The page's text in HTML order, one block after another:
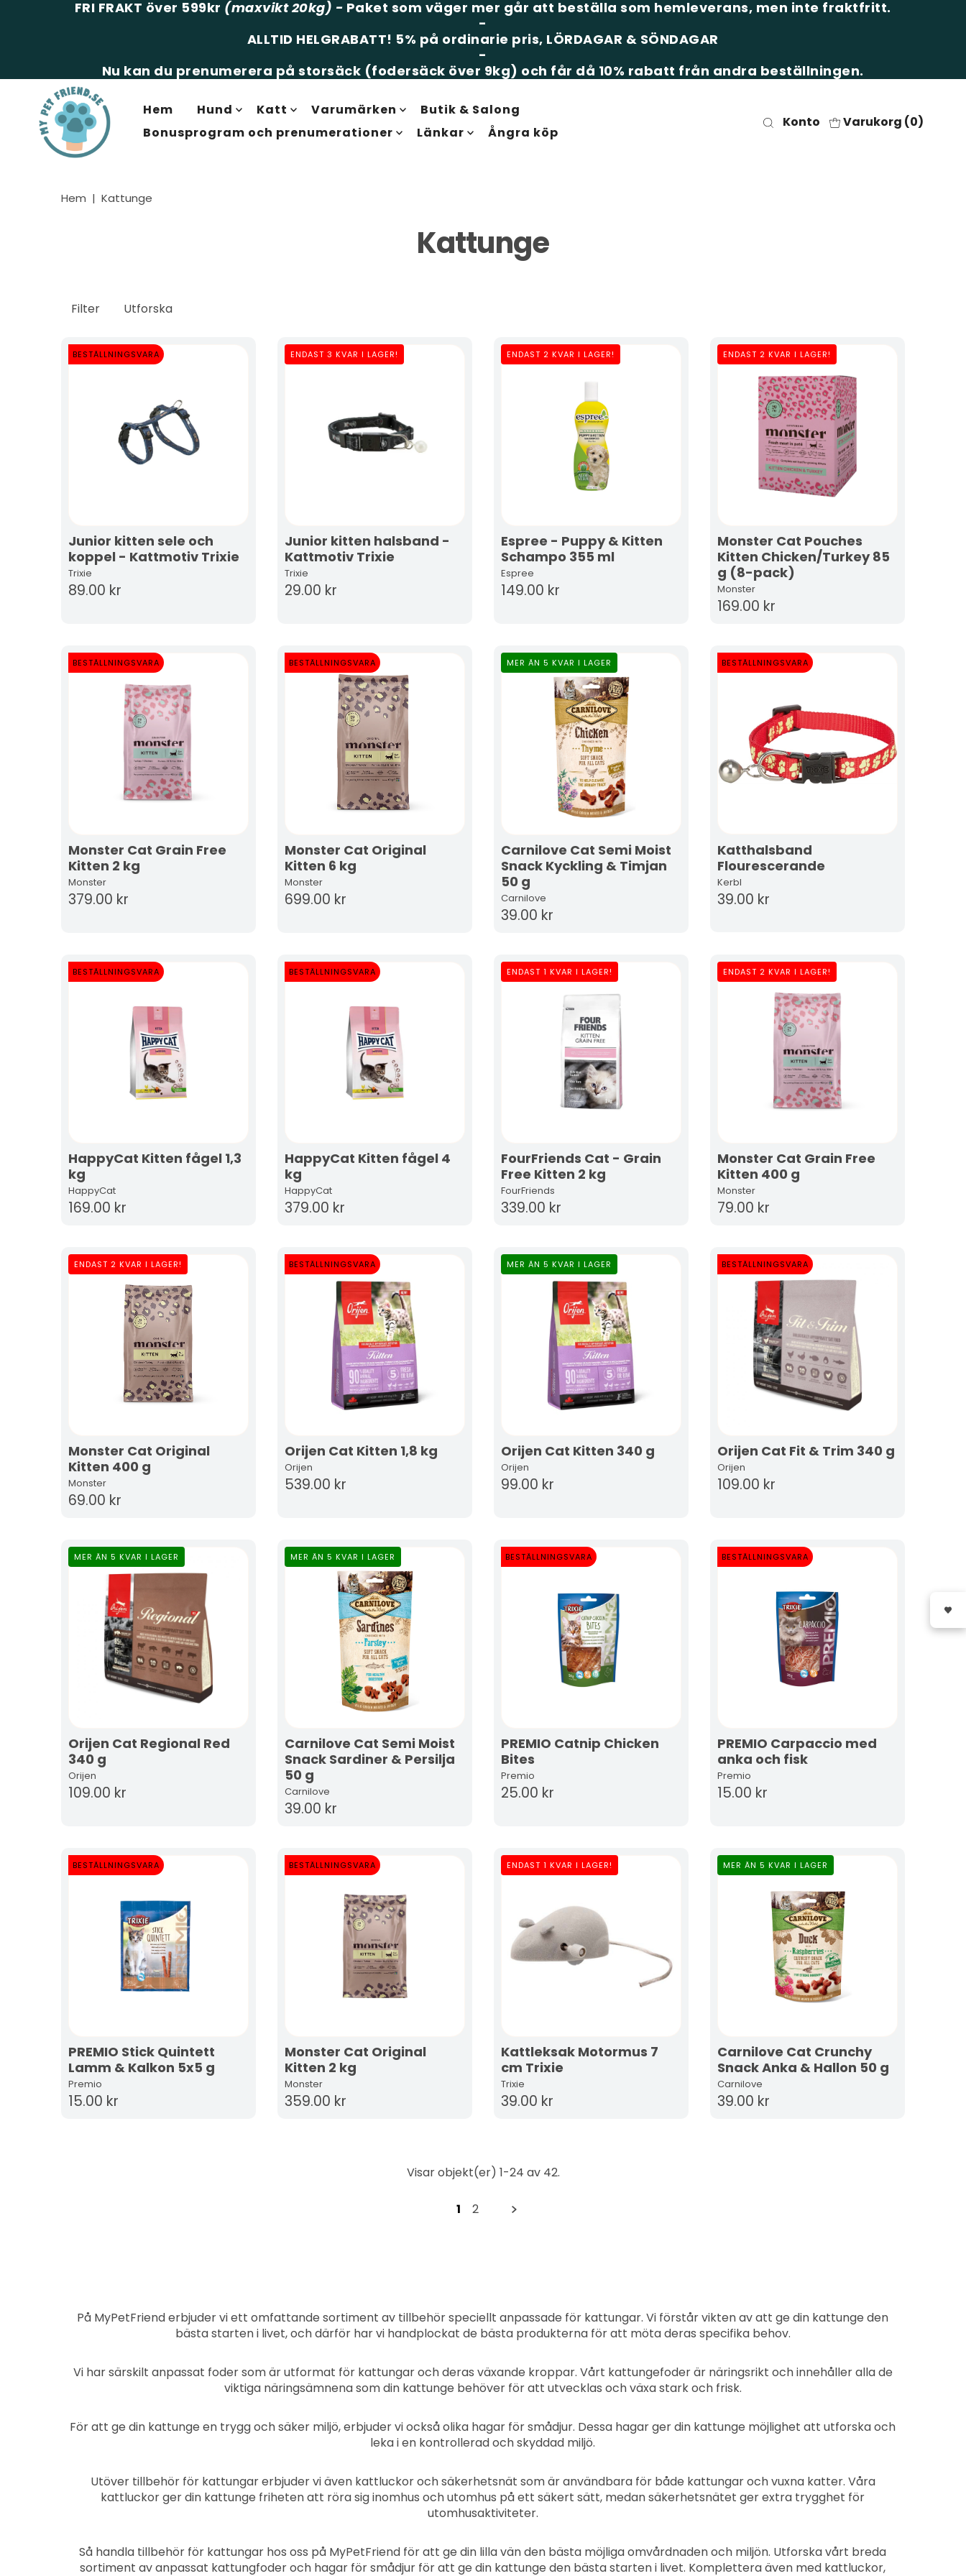
FRI FRAKT över 599kr (maxvikt 20kg) - Paket som väger mer går att beställa som hemleverans, men inte fraktfritt.
-
ALLTID HELGRABATT! 5% på ordinarie pris, LÖRDAGAR & SÖNDAGAR
-
Nu kan du prenumerera på storsäck (fodersäck över 9kg) och får då 10% rabatt från andra beställningen.
Hem Hund Katt Varumärken
Butik & Salong
Bonusprogram och prenumerationer
Länkar Ångra köp
Konto Varukorg (0)
Hem | Kattunge
Kattunge
Filter Utforska
BESTÄLLNINGSVARA
Junior kitten sele och
koppel - Kattmotiv Trixie
Trixie
89.00 kr
ENDAST 3 KVAR I LAGER!
Junior kitten halsband -
Kattmotiv Trixie
Trixie
29.00 kr
ENDAST 2 KVAR I LAGER!
Espree - Puppy & Kitten
Schampo 355 ml
Espree
149.00 kr
ENDAST 2 KVAR I LAGER!
Monster Cat Pouches
Kitten Chicken/Turkey 85
g (8-pack)
Monster
169.00 kr
BESTÄLLNINGSVARA
Monster Cat Grain Free
Kitten 2 kg
Monster
379.00 kr
BESTÄLLNINGSVARA
Monster Cat Original
Kitten 6 kg
Monster
699.00 kr
MER ÄN 5 KVAR I LAGER
Carnilove Cat Semi Moist
Snack Kyckling & Timjan
50 g
Carnilove
39.00 kr
BESTÄLLNINGSVARA
Katthalsband
Flourescerande
Kerbl
39.00 kr
BESTÄLLNINGSVARA
HappyCat Kitten fågel 1,3
kg
HappyCat
169.00 kr
BESTÄLLNINGSVARA
HappyCat Kitten fågel 4
kg
HappyCat
379.00 kr
ENDAST 1 KVAR I LAGER!
FourFriends Cat - Grain
Free Kitten 2 kg
FourFriends
339.00 kr
ENDAST 2 KVAR I LAGER!
Monster Cat Grain Free
Kitten 400 g
Monster
79.00 kr
ENDAST 2 KVAR I LAGER!
Monster Cat Original
Kitten 400 g
Monster
69.00 kr
BESTÄLLNINGSVARA
Orijen Cat Kitten 1,8 kg
Orijen
539.00 kr
MER ÄN 5 KVAR I LAGER
Orijen Cat Kitten 340 g
Orijen
99.00 kr
BESTÄLLNINGSVARA
Orijen Cat Fit & Trim 340 g
Orijen
109.00 kr
MER ÄN 5 KVAR I LAGER
Orijen Cat Regional Red
340 g
Orijen
109.00 kr
MER ÄN 5 KVAR I LAGER
Carnilove Cat Semi Moist
Snack Sardiner & Persilja
50 g
Carnilove
39.00 kr
BESTÄLLNINGSVARA
PREMIO Catnip Chicken
Bites
Premio
25.00 kr
BESTÄLLNINGSVARA
PREMIO Carpaccio med
anka och fisk
Premio
15.00 kr
BESTÄLLNINGSVARA
PREMIO Stick Quintett
Lamm & Kalkon 5x5 g
Premio
15.00 kr
BESTÄLLNINGSVARA
Monster Cat Original
Kitten 2 kg
Monster
359.00 kr
ENDAST 1 KVAR I LAGER!
Kattleksak Motormus 7
cm Trixie
Trixie
39.00 kr
MER ÄN 5 KVAR I LAGER
Carnilove Cat Crunchy
Snack Anka & Hallon 50 g
Carnilove
39.00 kr
Visar objekt(er) 1-24 av 42.
1 2
På MyPetFriend erbjuder vi ett omfattande sortiment av tillbehör speciellt anpassade för kattungar. Vi förstår vikten av att ge din kattunge den
bästa starten i livet, och därför har vi handplockat de bästa produkterna för att möta deras specifika behov.
Vi har särskilt anpassat foder som är utformat för kattungar och deras växande kroppar. Vårt kattungefoder är näringsrikt och innehåller alla de
viktiga näringsämnena som din kattunge behöver för att utvecklas och växa stark och frisk.
För att ge din kattunge en trygg och säker miljö, erbjuder vi också olika hagar för smådjur. Dessa hagar ger din kattunge möjlighet att utforska och
leka i en kontrollerad och skyddad miljö.
Utöver tillbehör för kattungar erbjuder vi även kattluckor och säkerhetsnät som är användbara för både kattungar och vuxna katter. Våra
kattluckor ger din kattunge friheten att röra sig inomhus och utomhus på ett säkert sätt, medan säkerhetsnätet ger extra trygghet för
utomhusaktiviteter.
Så handla tillbehör för kattungar hos oss på MyPetFriend för att ge din lilla vän den bästa möjliga omvårdnaden och miljön. Utforska vårt breda
sortiment av anpassat kattungfoder och hagar för smådjur för att ge din kattunge den bästa starten i livet. Komplettera även med kattluckor,